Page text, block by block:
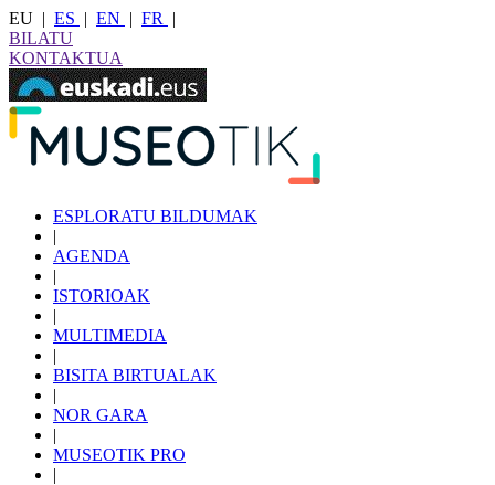
EU | ES | EN | FR
|
BILATU
KONTAKTUA
ESPLORATU BILDUMAK
|
AGENDA
|
ISTORIOAK
|
MULTIMEDIA
|
BISITA BIRTUALAK
|
NOR GARA
|
MUSEOTIK PRO
|